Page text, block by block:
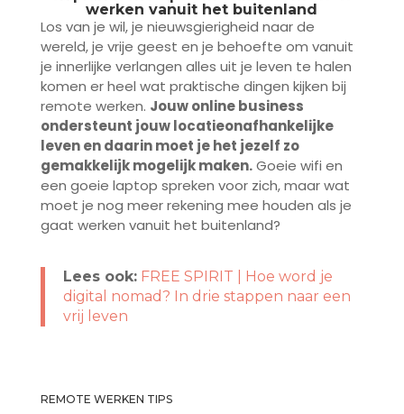
werken vanuit het buitenland
Los van je wil, je nieuwsgierigheid naar de
wereld, je vrije geest en je behoefte om vanuit
je innerlijke verlangen alles uit je leven te halen
komen er heel wat praktische dingen kijken bij
remote werken. Jouw online business
ondersteunt jouw locatieonafhankelijke
leven en daarin moet je het jezelf zo
gemakkelijk mogelijk maken.Goeie wifi en
een goeie laptop spreken voor zich, maar wat
moet je nog meer rekening mee houden als je
gaat werken vanuit het buitenland?
Lees ook: FREE SPIRIT | Hoe word je
digital nomad? In drie stappen naar een
vrij leven
REMOTE WERKEN TIPS